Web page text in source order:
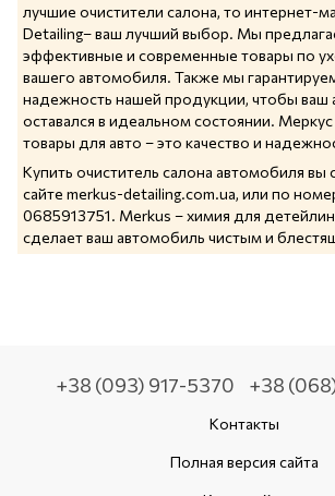
лучшие очистители салона, то интернет-
Detailing– ваш лучший выбор. Мы
эффективные и современные товары по
вашего автомобиля. Также мы
надежность нашей продукции, чтобы ваш
оставался в идеальном состоянии.
товары для авто – это качество и
Купить очиститель салона автомобиля
сайте merkus-detailing.com.ua, или по
0685913751. Merkus – химия для
сделает ваш автомобиль чистым и
+38 (093) 917-5370 +38
Контакты
Полная версия сайта